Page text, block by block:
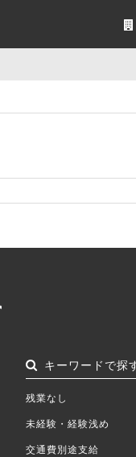
キーワードで探
残業なし
未経験・経験浅め
交通費別途支給